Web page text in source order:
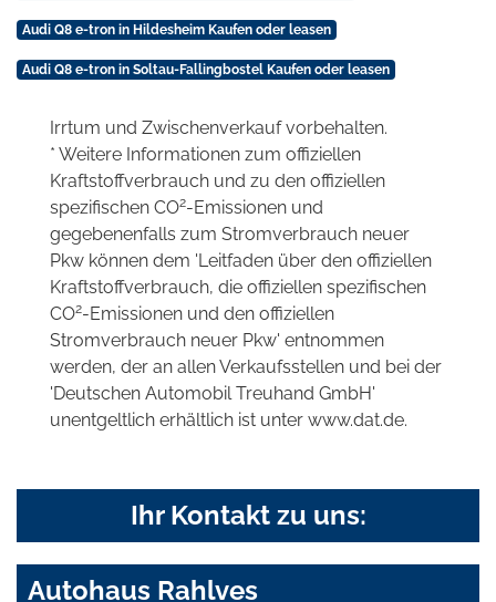
Audi Q8 e-tron in Hildesheim Kaufen oder leasen
Audi Q8 e-tron in Soltau-Fallingbostel Kaufen oder leasen
Irrtum und Zwischenverkauf vorbehalten.
* Weitere Informationen zum offiziellen
Kraftstoffverbrauch und zu den offiziellen
spezifischen CO2-Emissionen und
gegebenenfalls zum Stromverbrauch neuer
Pkw können dem 'Leitfaden über den offiziellen
Kraftstoffverbrauch, die offiziellen spezifischen
CO2-Emissionen und den offiziellen
Stromverbrauch neuer Pkw' entnommen
werden, der an allen Verkaufsstellen und bei der
'Deutschen Automobil Treuhand GmbH'
unentgeltlich erhältlich ist unter www.dat.de.
Ihr Kontakt zu uns:
Autohaus Rahlves